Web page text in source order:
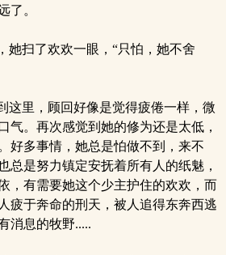
了。
扫了欢欢一眼，“只怕，她不舍
这里，顾回好像是觉得疲倦一样，微
气。再次感觉到她的修为还是太低，
好多事情，她总是怕做不到，来不
总是努力镇定安抚着所有人的纸魅，
，有需要她这个少主护住的欢欢，而
疲于奔命的刑天，被人追得东奔西逃
消息的牧野.....